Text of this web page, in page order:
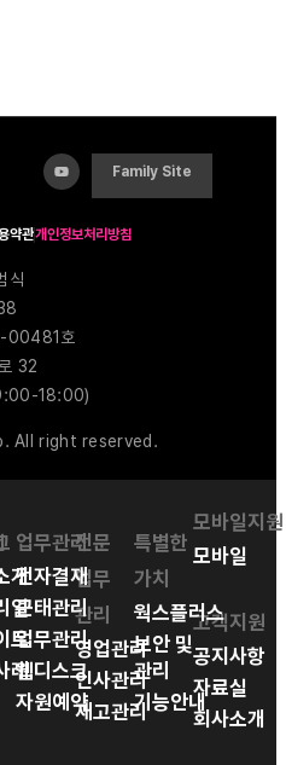
Family Site
약관개인정보처리방침
식
-00481호
32
18:00)
All right reserved.
개
얼
트
례
업무관리
전자결재
근태관리
업무관리
웹디스크
자원예약
전문
업무
관리
영업관리
인사관리
재고관리
특별한
가치
웍스플러스
보안 및
관리
기능안내
모바일지원
모바일
고객지원
공지사항
자료실
회사소개